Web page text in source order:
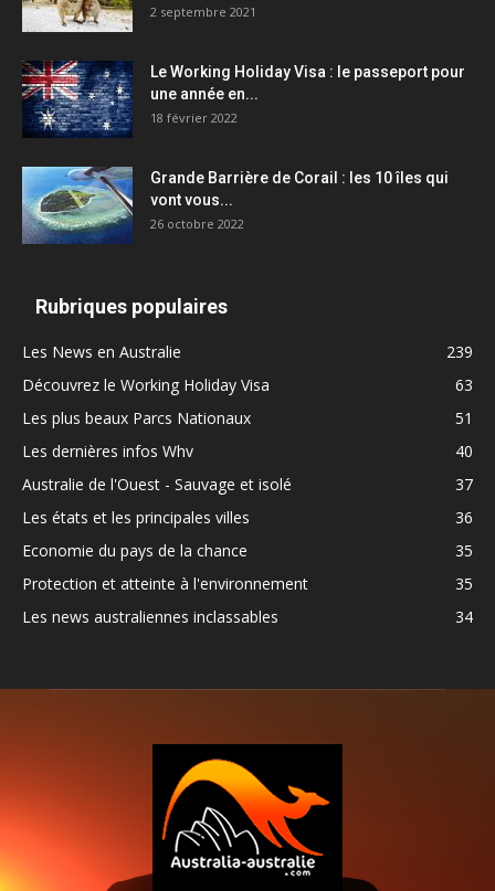
2 septembre 2021
Le Working Holiday Visa : le passeport pour
une année en...
18 février 2022
Grande Barrière de Corail : les 10 îles qui
vont vous...
26 octobre 2022
Rubriques populaires
Les News en Australie
239
Découvrez le Working Holiday Visa
63
Les plus beaux Parcs Nationaux
51
Les dernières infos Whv
40
Australie de l'Ouest - Sauvage et isolé
37
Les états et les principales villes
36
Economie du pays de la chance
35
Protection et atteinte à l'environnement
35
Les news australiennes inclassables
34